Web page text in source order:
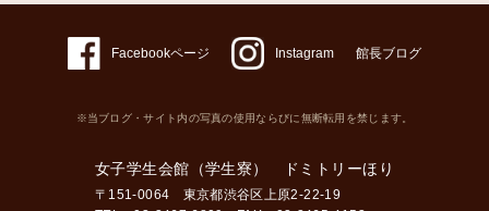
Facebookページ Instagram 館長ブログ
※当ブログ・サイト内の写真の使用ならびに無断転用を禁じます。
女子学生会館（学生寮） ドミトリーほり
〒151-0064 東京都渋谷区上原2-22-19